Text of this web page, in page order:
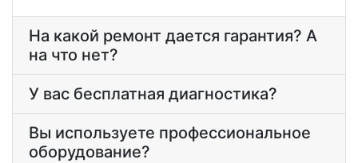
На какой ремонт дается гарантия? А
на что нет?
У вас бесплатная диагностика?
Вы используете профессиональное
оборудование?